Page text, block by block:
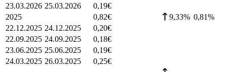
23.03.2026 25.03.2026 0,19€
2025
0,82€ 9,33% 0,81%
22.12.2025 24.12.2025 0,20€
22.09.2025 24.09.2025 0,18€
23.06.2025 25.06.2025 0,19€
24.03.2025 26.03.2025 0,25€